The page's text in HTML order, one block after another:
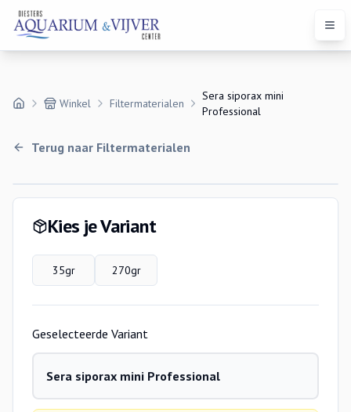
Winkel Filtermaterialen
Sera siporax mini
Professional
Terug naar Filtermaterialen
Kies je Variant
35gr 270gr
Geselecteerde Variant
Sera siporax mini Professional